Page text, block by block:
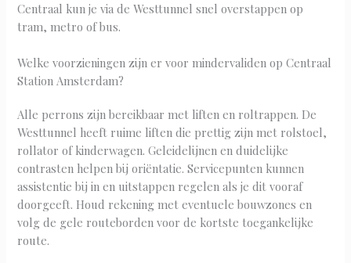
Centraal kun je via de Westtunnel snel overstappen op
tram, metro of bus.
Welke voorzieningen zijn er voor mindervaliden op Centraal
Station Amsterdam?
Alle perrons zijn bereikbaar met liften en roltrappen. De
Westtunnel heeft ruime liften die prettig zijn met rolstoel,
rollator of kinderwagen. Geleidelijnen en duidelijke
contrasten helpen bij oriëntatie. Servicepunten kunnen
assistentie bij in en uitstappen regelen als je dit vooraf
doorgeeft. Houd rekening met eventuele bouwzones en
volg de gele routeborden voor de kortste toegankelijke
route.